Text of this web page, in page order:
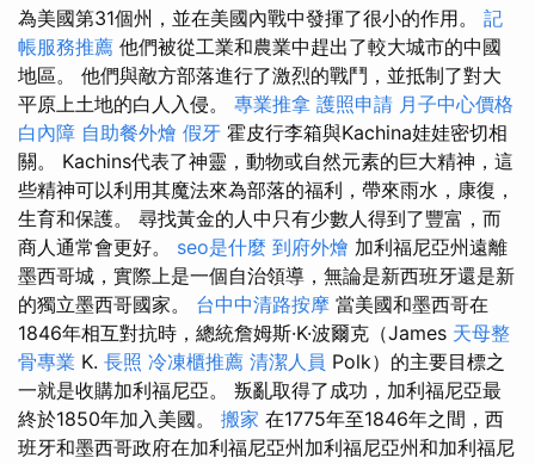
為美國第31個州，並在美國內戰中發揮了很小的作用。 記
帳服務推薦 他們被從工業和農業中趕出了較大城市的中國
地區。 他們與敵方部落進行了激烈的戰鬥，並抵制了對大
平原上土地的白人入侵。 專業推拿 護照申請 月子中心價格
白內障 自助餐外燴 假牙 霍皮行李箱與Kachina娃娃密切相
關。 Kachins代表了神靈，動物或自然元素的巨大精神，這
些精神可以利用其魔法來為部落的福利，帶來雨水，康復，
生育和保護。 尋找黃金的人中只有少數人得到了豐富，而
商人通常會更好。 seo是什麼 到府外燴 加利福尼亞州遠離
墨西哥城，實際上是一個自治領導，無論是新西班牙還是新
的獨立墨西哥國家。 台中中清路按摩 當美國和墨西哥在
1846年相互對抗時，總統詹姆斯·K·波爾克（James 天母整
骨專業 K. 長照 冷凍櫃推薦 清潔人員 Polk）的主要目標之
一就是收購加利福尼亞。 叛亂取得了成功，加利福尼亞最
終於1850年加入美國。 搬家 在1775年至1846年之間，西
班牙和墨西哥政府在加利福尼亞州加利福尼亞州和加利福尼